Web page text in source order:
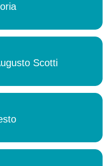
Scotti